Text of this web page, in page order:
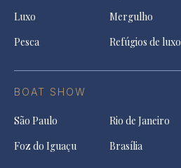
Luxo
Mergulho
Pesca
Refúgios de luxo
BOAT SHOW
São Paulo Rio de Janeiro
Foz do Iguaçu
Brasília